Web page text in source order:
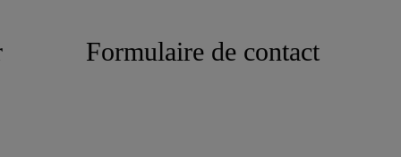
Formulaire de contact